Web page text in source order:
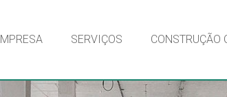
SERVIÇOS CONSTRUÇÃO